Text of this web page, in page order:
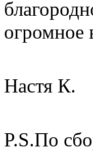
огромное
Настя К.
P.S.По